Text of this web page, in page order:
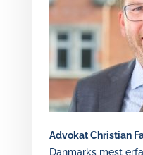
Advokat Christian
Danmarks mest